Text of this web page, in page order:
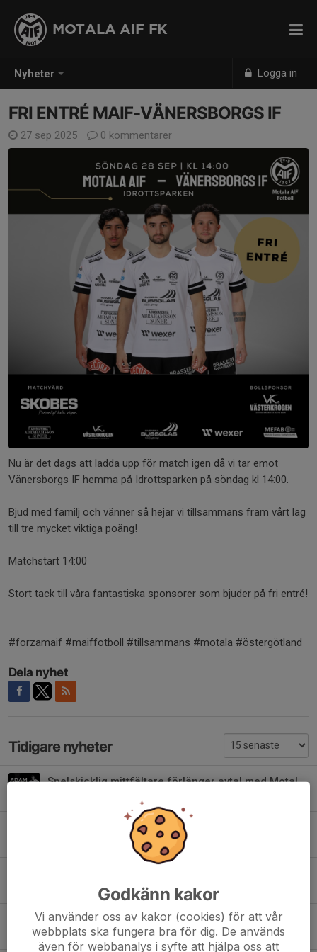
Nyheter Logga in
MOTALA AIF FK
FRI ENTRÉ MAIF-VÄNERSBORGS IF
27 sep 2025 0 kommentarer
Nu är det dags att ladda upp för match igen då vi tar emot
Vänersborgs IF hemma på Idrottsparken på söndag kl 14:00.
Bjud med familj och vänner så hejar vi tillsammans fram vårt lag
till tre mycket viktiga poäng!
Matchstart 14:00
Stort tack till våra fantastiska sponsorer som bjuder på fri entré!
#forzamaif #maiffotboll #tillsammans #motala #östergötland
Dela nyhet
Tidigare nyheter
Spelskicklig mittfältare förlänger avtal med Motala AIF FK
Långlöparevent på IP
1
7 aug, 13:31 0
Uppstart Kul med Boll
3 aug, 19:35 0
Godkänn kakor
Vi använder oss av kakor (cookies) för att vår
webbplats ska fungera bra för dig. De används
även för webbanalys i syfte att hjälpa oss att